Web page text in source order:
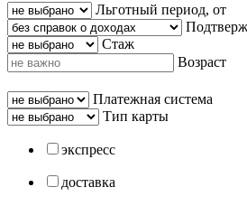
Льготный период, от
Стаж
Возраст
Платежная система
Тип карты
экспресс
доставка